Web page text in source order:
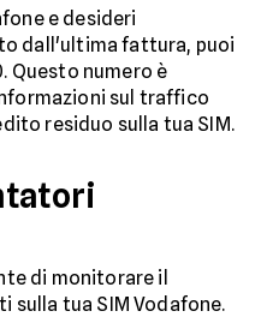
e desideri
dall'ultima fattura, puoi
Questo numero è
sul traffico
residuo sulla tua SIM.
di monitorare il
sulla tua SIM Vodafone.